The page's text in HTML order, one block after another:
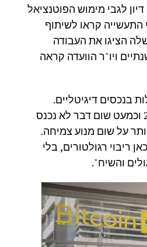
לגבי מימוש הפוטנציאל
התעשייה קראו לשיתוף
הציגו את העבודה
ויו"ר הוועדה קראה
בנכסים דיגיטליים.
בעקבות כך, יו"ר הוועדה ח"כ אורית פרקש הכהן אמרה: "מאז פברואר 2023 וכמעט שום דבר לא נכנס
על שום מנוע צמיחה.
ריבוי רגולטורים, בלי
והשיח".